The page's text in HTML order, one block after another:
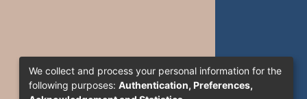
We collect and process your personal information for the
following purposes: Authentication, Preferences,